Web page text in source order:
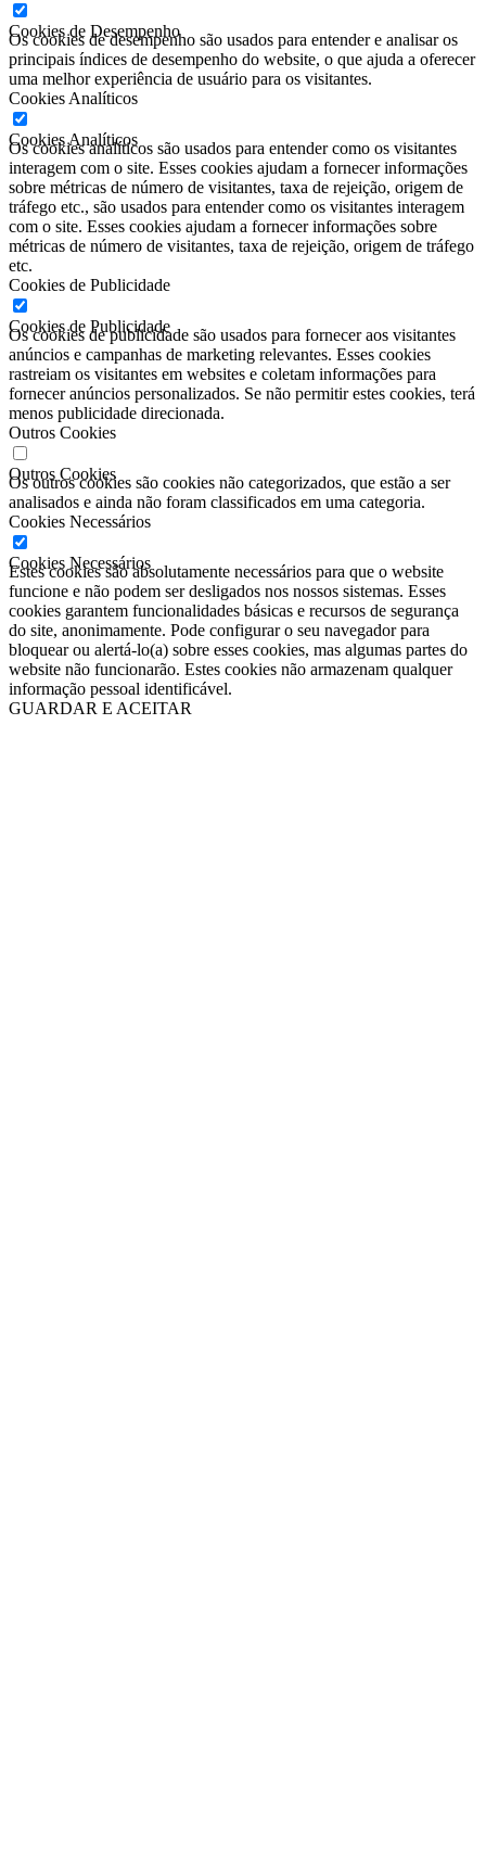
Cookies de Desempenho
Os cookies de desempenho são usados ​​para entender e analisar os
principais índices de desempenho do website, o que ajuda a oferecer
uma melhor experiência de usuário para os visitantes.
Cookies Analíticos
Cookies Analíticos
Os cookies analíticos são usados ​​para entender como os visitantes
interagem com o site. Esses cookies ajudam a fornecer informações
sobre métricas de número de visitantes, taxa de rejeição, origem de
tráfego etc., são usados ​​para entender como os visitantes interagem
com o site. Esses cookies ajudam a fornecer informações sobre
métricas de número de visitantes, taxa de rejeição, origem de tráfego
etc.
Cookies de Publicidade
Cookies de Publicidade
Os cookies de publicidade são usados ​​para fornecer aos visitantes
anúncios e campanhas de marketing relevantes. Esses cookies
rastreiam os visitantes em websites e coletam informações para
fornecer anúncios personalizados. Se não permitir estes cookies, terá
menos publicidade direcionada.
Outros Cookies
Outros Cookies
Os outros cookies são cookies não categorizados, que estão a ser
analisados ​​e ainda não foram classificados em uma categoria.
Cookies Necessários
Cookies Necessários
Estes cookies são absolutamente necessários para que o website
funcione e não podem ser desligados nos nossos sistemas. Esses
cookies garantem funcionalidades básicas e recursos de segurança
do site, anonimamente. Pode configurar o seu navegador para
bloquear ou alertá-lo(a) sobre esses cookies, mas algumas partes do
website não funcionarão. Estes cookies não armazenam qualquer
informação pessoal identificável.
GUARDAR E ACEITAR